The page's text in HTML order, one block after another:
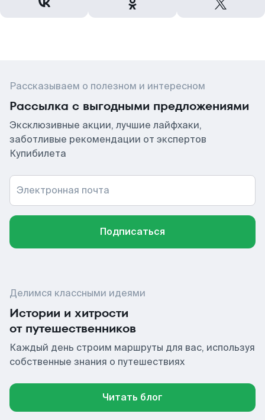
Рассказываем о полезном и интересном
Рассылка с выгодными предложениями
Эксклюзивные акции, лучшие лайфхаки,
заботливые рекомендации от экспертов
Купибилета
Электронная почта
Подписаться
Делимся классными идеями
Истории и хитрости
от путешественников
Каждый день строим маршруты для вас, используя
собственные знания о путешествиях
Читать блог